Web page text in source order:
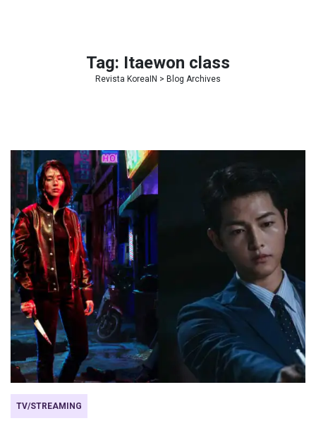
Tag: Itaewon class
Revista KoreaIN > Blog Archives
TV/STREAMING